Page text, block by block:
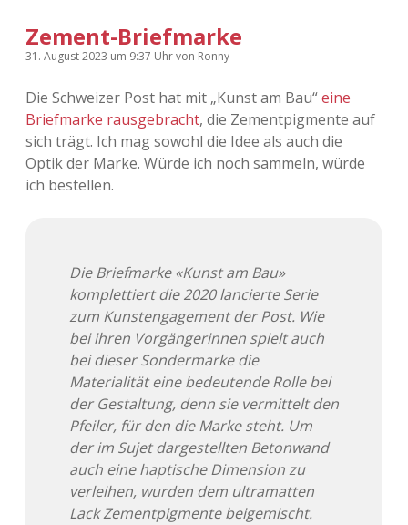
Zement-Briefmarke
31. August 2023 um 9:37 Uhrvon Ronny
Die Schweizer Post hat mit „Kunst am Bau“eine
Briefmarke rausgebracht, die Zementpigmente auf
sich trägt. Ich mag sowohl die Idee als auch die
Optik der Marke. Würde ich noch sammeln, würde
ich bestellen.
Die Briefmarke «Kunst am Bau»
komplettiert die 2020 lancierte Serie
zum Kunstengagement der Post. Wie
bei ihren Vorgängerinnen spielt auch
bei dieser Sondermarke die
Materialität eine bedeutende Rolle bei
der Gestaltung, denn sie vermittelt den
Pfeiler, für den die Marke steht. Um
der im Sujet dargestellten Betonwand
auch eine haptische Dimension zu
verleihen, wurden dem ultramatten
Lack Zementpigmente beigemischt.